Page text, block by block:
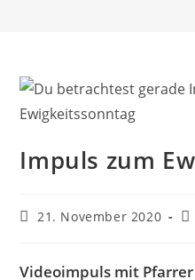
Impuls zum
Beitrag
21. November 2020
Videoimpuls mit